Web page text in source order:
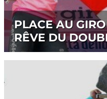
PLACE AU
RÊVE DU